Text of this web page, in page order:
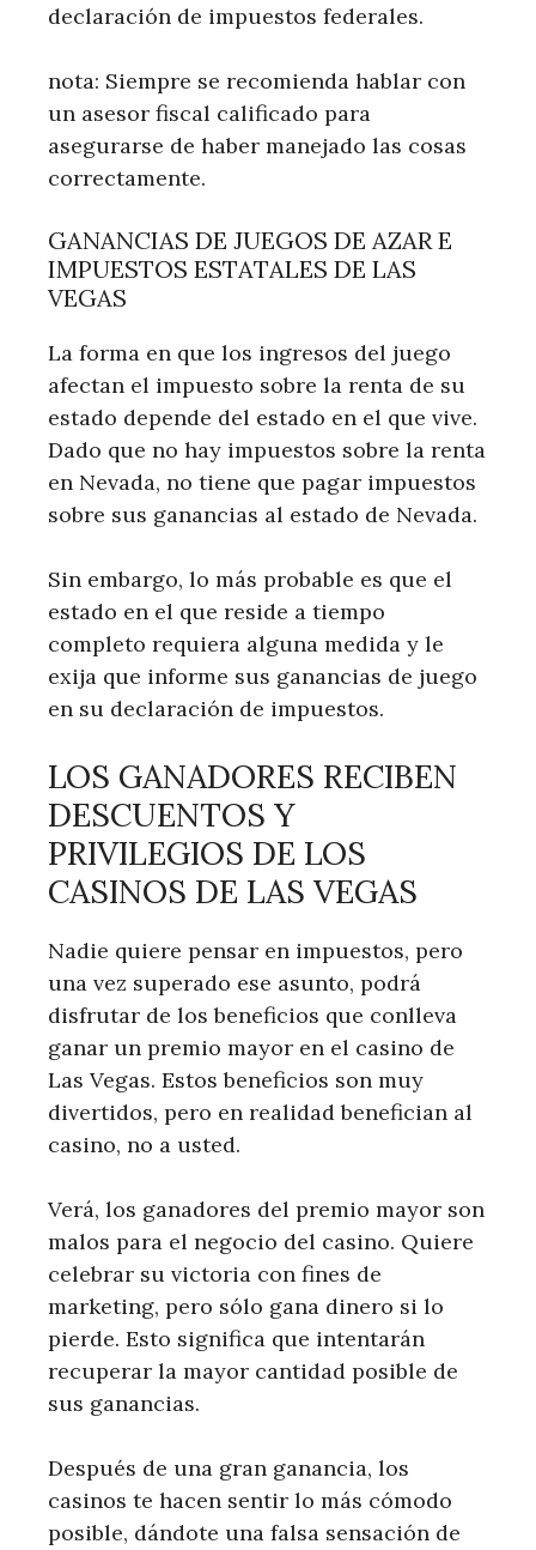
declaración de impuestos federales.
nota: Siempre se recomienda hablar con
un asesor fiscal calificado para
asegurarse de haber manejado las cosas
correctamente.
GANANCIAS DE JUEGOS DE AZAR E
IMPUESTOS ESTATALES DE LAS
VEGAS
La forma en que los ingresos del juego
afectan el impuesto sobre la renta de su
estado depende del estado en el que vive.
Dado que no hay impuestos sobre la renta
en Nevada, no tiene que pagar impuestos
sobre sus ganancias al estado de Nevada.
Sin embargo, lo más probable es que el
estado en el que reside a tiempo
completo requiera alguna medida y le
exija que informe sus ganancias de juego
en su declaración de impuestos.
LOS GANADORES RECIBEN
DESCUENTOS Y
PRIVILEGIOS DE LOS
CASINOS DE LAS VEGAS
Nadie quiere pensar en impuestos, pero
una vez superado ese asunto, podrá
disfrutar de los beneficios que conlleva
ganar un premio mayor en el casino de
Las Vegas. Estos beneficios son muy
divertidos, pero en realidad benefician al
casino, no a usted.
Verá, los ganadores del premio mayor son
malos para el negocio del casino. Quiere
celebrar su victoria con fines de
marketing, pero sólo gana dinero si lo
pierde. Esto significa que intentarán
recuperar la mayor cantidad posible de
sus ganancias.
Después de una gran ganancia, los
casinos te hacen sentir lo más cómodo
posible, dándote una falsa sensación de